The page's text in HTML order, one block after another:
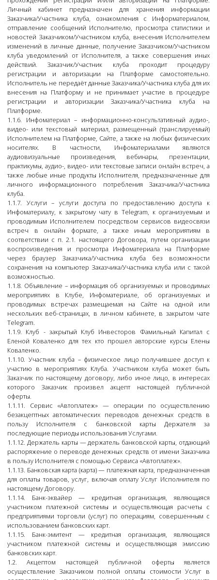
Личный кабинет предназначен для хранения информации
Заказчика/Участника клуба, ознакомления с Информатериалом,
отправление сообщений Исполнителю, просмотра статистики и
новостей Заказчиком/Участником клуба, внесения Исполнителем
изменений в личные данные, получение Заказчиком/Участником
клуба уведомлений от Исполнителя, а также совершения иных
действий. Заказчик/Участник клуба проходит процедуру
регистрации и авторизации на Платформе самостоятельно.
Исполнитель не передаёт данные Заказчика/Участника клуба для их
внесения на Платформу и не принимает участие в процедуре
регистрации и авторизации Заказчика/Участника клуба на
Платформе.
1.1.6. Инфоматериал – информационно-консультативный аудио-,
видео- или текстовый материал, размещенный (транслируемый)
Исполнителем на Платформе, Сайте, а также на любых физических
носителях. В частности, Инфоматериалами являются
аудиовизуальные произведения, вебинары, презентации,
практикумы, аудио-, видео- или текстовые записи онлайн встреч, а
также любые иные продукты Исполнителя, предназначенные для
личного информационного потребления Заказчика/Участника
клуба.
1.1.7. Услуги – услуги доступа по предоставлению доступа к
Инфоматериалу, к закрытому чату в Telegram, к организуемым и
проводимым Исполнителем посредством сервисов видеосвязи
встреч в онлайн формате, а также иным мероприятиям в
соответствии с п. 2.1. настоящего Договора, путем организации
воспроизведения и просмотра Инфоматериала на Платформе
через браузер Заказчика/Участника клуба без возможности
сохранения на компьютер Заказчика/Участника клуба или с такой
возможностью.
1.1.8. Объявление – информация об организуемых и проводимых
мероприятиях в Клубе, Инфоматериале, об организуемых и
проводимых встречах размещаемая на Сайте на одной или
нескольких веб-страницах, в личном кабинете, в закрытом чате
Telegram.
1.1.9. Клуб - закрытый Клуб Инвесторов Фамильный Капитал с
Еленой Коваленко для тех кто прошел авторские курсы Елены
Коваленко.
1.1.10. Участник клуба – физическое лицо получившее доступ к
участию в мероприятиях Клуба. Участником клуба может быть
Заказчик по настоящему договору, либо иное лицо, в интересах
которого Заказчик произвел акцепт настоящей публичной
оферты.
1.1.11. Сервис «Автоплатеж» — операции по осуществлению
безакцептных автоматических переводов денежных средств в
пользу Исполнителя с банковской карты Держателя за
последующие периоды использования Услугами.
1.1.12. Держатель карты — держатель банковской карты, отдающий
распоряжение о переводе денежных средств от имени Заказчика
в пользу Исполнителя с помощью Сервиса «Автоплатеж».
1.1.13. Банковская карта (карта) — платежная карта, предназначенная
для оплаты товаров, услуг, включая оплату Услуг Исполнителя по
настоящему Договору.
1.1.14. Банк-эквайер — кредитная организация, являющаяся
участником платежной системы и осуществляющая расчеты с
предприятиями торговли (услуг) по операциям, совершенным с
использованием банковских карт.
1.1.15. Банк-эмитент — кредитная организация, являющаяся
участником платежной системы и осуществляющая эмиссию
банковских карт.
1.2. Акцептом настоящей публичной оферты является
осуществление Заказчиком полной оплаты стоимости Услуг в